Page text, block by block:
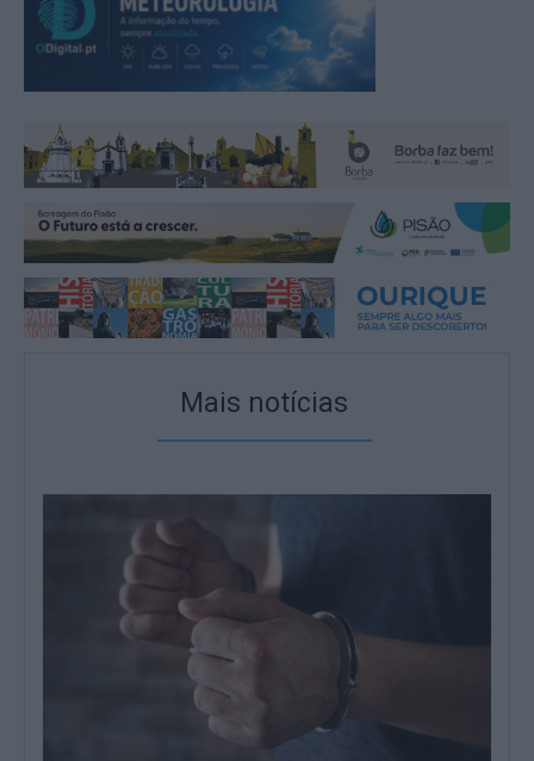
Mais notícias